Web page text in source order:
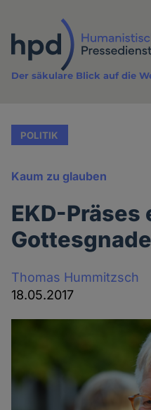
Inhalt
Der säkulare Blick auf die
POLITIK
Kaum zu glauben
EKD-
Thomas Hummitzsch
18.05.2017